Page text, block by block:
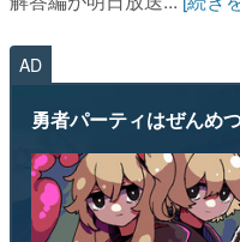
AD
勇者パーティはぜんめ